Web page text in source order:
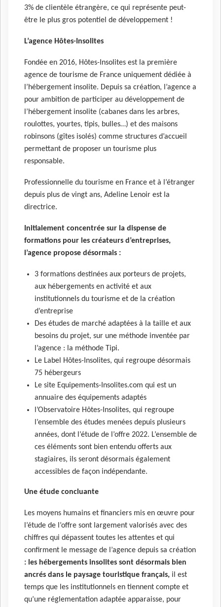
3% de clientèle étrangère, ce qui représente peut-
être le plus gros potentiel de développement !
L’agence Hôtes-Insolites
Fondée en 2016, Hôtes-Insolites est la première
agence de tourisme de France uniquement dédiée à
l’hébergement insolite. Depuis sa création, l’agence a
pour ambition de participer au développement de
l’hébergement insolite (cabanes dans les arbres,
roulottes, yourtes, tipis, bulles…) et des maisons
robinsons (gîtes isolés) comme structures d’accueil
permettant de proposer un tourisme plus
responsable.
Professionnelle du tourisme en France et à l’étranger
depuis plus de vingt ans, Adeline Lenoir est la
directrice.
Initialement concentrée sur la dispense de
formations pour les créateurs d’entreprises,
l’agence propose désormais :
3 formations destinées aux porteurs de projets,
aux hébergements en activité et aux
institutionnels du tourisme et de la création
d’entreprise
Des études de marché adaptées à la taille et aux
besoins du projet, sur une méthode inventée par
l’agence : la méthode Tipi.
Le Label Hôtes-Insolites, qui regroupe désormais
75 hébergeurs
Le site Equipements-Insolites.com qui est un
annuaire des équipements adaptés
l’Observatoire Hôtes-Insolites, qui regroupe
l’ensemble des études menées depuis plusieurs
années, dont l’étude de l’offre 2022. L’ensemble de
ces éléments sont bien entendu offerts aux
stagiaires, ils seront désormais également
accessibles de façon indépendante.
Une étude concluante
Les moyens humains et financiers mis en œuvre pour
l’étude de l’offre sont largement valorisés avec des
chiffres qui dépassent toutes les attentes et qui
confirment le message de l’agence depuis sa création
: les hébergements insolites sont désormais bien
ancrés dans le paysage touristique français, il est
temps que les institutionnels en tiennent compte et
qu’une réglementation adaptée apparaisse, pour